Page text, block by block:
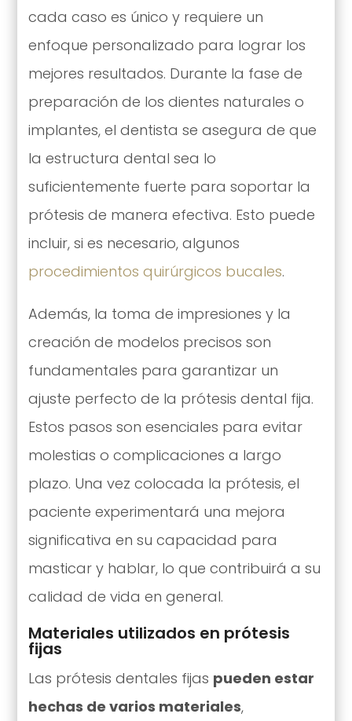
cada caso es único y requiere un
enfoque personalizado para lograr los
mejores resultados. Durante la fase de
preparación de los dientes naturales o
implantes, el dentista se asegura de que
la estructura dental sea lo
suficientemente fuerte para soportar la
prótesis de manera efectiva. Esto puede
incluir, si es necesario, algunos
procedimientos quirúrgicos bucales.
Además, la toma de impresiones y la
creación de modelos precisos son
fundamentales para garantizar un
ajuste perfecto de la prótesis dental fija.
Estos pasos son esenciales para evitar
molestias o complicaciones a largo
plazo. Una vez colocada la prótesis, el
paciente experimentará una mejora
significativa en su capacidad para
masticar y hablar, lo que contribuirá a su
calidad de vida en general.
Materiales utilizados en prótesis
fijas
Las prótesis dentales fijas pueden estar
hechas de varios materiales,